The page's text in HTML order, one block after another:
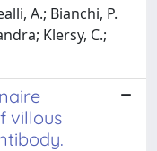
A.; Bianchi, P.
Klersy, C.;
villous